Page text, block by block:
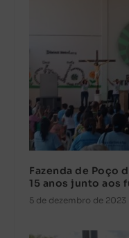
Fazenda de Poço
15 anos junto aos
5 de dezembro de 2023